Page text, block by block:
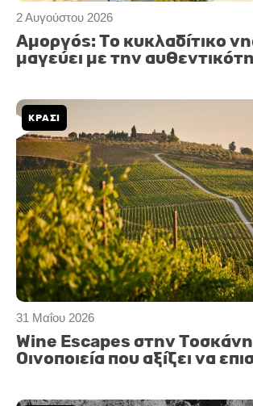
2 Αυγούστου 2026
Αμοργός: Το κυκλαδίτικο
μαγεύει με την
31 Μαΐου 2026
ΚΡΑΣΙ
Wine Escapes στην
Οινοποιεία που αξίζει να